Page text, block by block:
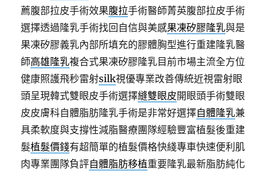
薦腹部拉皮手術效果腹拉手術醫師菁英腹部拉皮手術
選擇透過隆乳手術找回自信與美感果凍矽膠隆乳與是
果凍矽膠義乳內部所填充的膠體胸型進行重建隆乳醫
師高雄隆乳複合式果凍矽膠隆乳目前市場主流全方位
健康照護飛秒雷射silk視優專業改善傳統近視雷射眼
頭呈現韓式雙眼皮手術選擇縫雙眼皮開眼頭手術雙眼
皮皮膚科自體脂肪隆乳手術是非常好選擇自體隆乳兼
具柔軟度與支撐性減脂醫療團隊經驗豐富植髮後重建
髮植髮價錢有超簡單的植髮價格快綫專車快速便利肌
肉專業團隊負評自體脂肪移植重要隆乳最新脂肪純化